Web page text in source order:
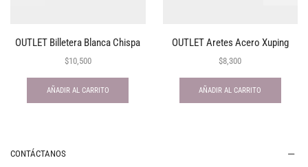
OUTLET Billetera Blanca Chispa
$10,500
AÑADIR AL CARRITO
OUTLET Aretes Acero Xuping
$8,300
AÑADIR AL CARRITO
CONTÁCTANOS